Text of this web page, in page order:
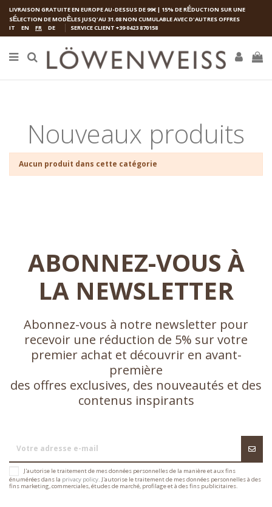
LIVRAISON GRATUITE EN EUROPE AU-DESSUS DE 99€ | 15% DE RÉDUCTION SUR UNE
SÉLECTION DE MODÈLES JUSQ'AU 31.08 NON CUMULABLE AVEC D'AUTRES OFFRES
IT
EN FR DE SERVICE CLIENT +39 0423 870158
Nouveaux produits
Aucun produit dans cette catégorie
ABONNEZ-VOUS À
LA NEWSLETTER
Abonnez-vous à notre newsletter pour
recevoir une réduction de 5% sur votre
premier achat et découvrir en avant-
première
des offres exclusives, des nouveautés et des
contenus inspirants
J'autorise le traitement de mes données personnelles de la manière et aux fins
énumérées dans la privacy policy. J'autorise le traitement de mes données personnelles à des
fins marketing, commerciales, études de marché, profilage et à des fins publicitaires.